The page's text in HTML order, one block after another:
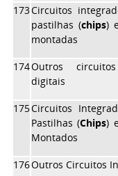
173Circuitos
pastilhas (chips)
montadas
174Outros
digitais
175Circuitos
Pastilhas (Chips)
Montados
176Outros Circuitos